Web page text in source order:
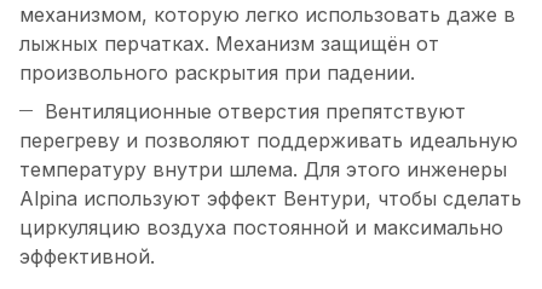
механизмом, которую легко использовать даже в
лыжных перчатках. Механизм защищён от
произвольного раскрытия при падении.
Вентиляционные отверстия препятствуют
перегреву и позволяют поддерживать идеальную
температуру внутри шлема. Для этого инженеры
Alpina используют эффект Вентури, чтобы сделать
циркуляцию воздуха постоянной и максимально
эффективной.